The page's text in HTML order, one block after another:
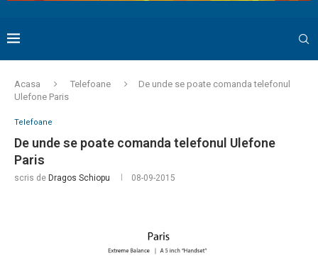
Acasa Telefoane
De unde se poate comanda telefonul
Ulefone Paris
Telefoane
De unde se poate comanda telefonul Ulefone
Paris
scris de Dragos Schiopu 08-09-2015